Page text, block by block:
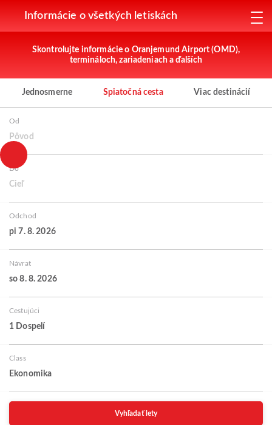
Informácie o všetkých letiskách
Skontrolujte informácie o Oranjemund Airport (OMD),
termináloch, zariadeniach a ďalších
Jednosmerne Spiatočná cesta Viac destinácií
Od
Pôvod
Do
Cieľ
Odchod
pi 7. 8. 2026
Návrat
so 8. 8. 2026
Cestujúci
1 Dospelí
Class
Ekonomika
Vyhľadať lety